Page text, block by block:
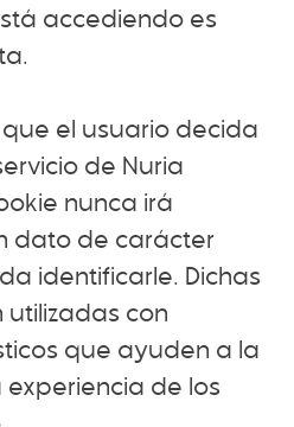
accediendo es
el usuario decida
de Nuria
nunca irá
dato de carácter
identificarle. Dichas
utilizadas con
que ayuden a la
de los